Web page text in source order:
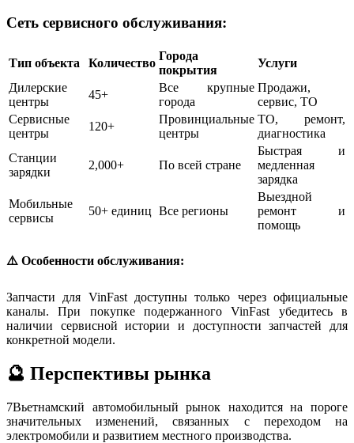
Сеть сервисного обслуживания:
Тип объекта Количество
Города
покрытия
Услуги
Дилерские
центры
45+
Все крупные
города
Продажи,
сервис, ТО
Сервисные
центры
120+
Провинциальные
центры
ТО, ремонт,
диагностика
Станции
зарядки
2,000+ По всей стране
Быстрая и
медленная
зарядка
Мобильные
сервисы
50+ единиц Все регионы
Выездной
ремонт и
помощь
⚠️ Особенности обслуживания:
Запчасти для VinFast доступны только через официальные
каналы. При покупке подержанного VinFast убедитесь в
наличии сервисной истории и доступности запчастей для
конкретной модели.
🔮 Перспективы рынка
7Вьетнамский автомобильный рынок находится на пороге
значительных изменений, связанных с переходом на
электромобили и развитием местного производства.